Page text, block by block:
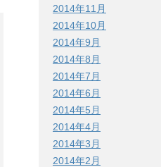
2014年11月
2014年10月
2014年9月
2014年8月
2014年7月
2014年6月
2014年5月
2014年4月
2014年3月
2014年2月